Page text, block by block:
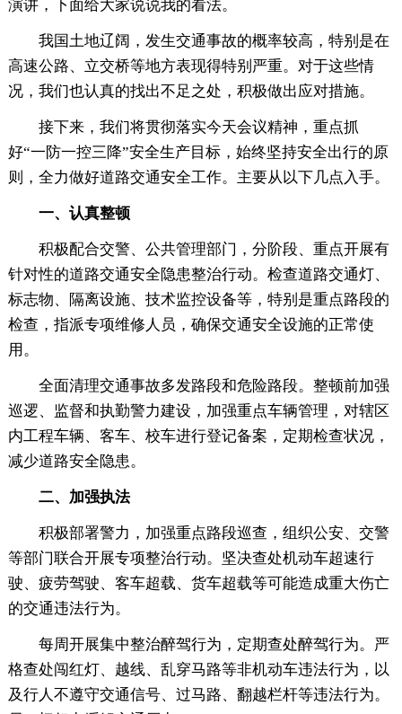
演讲，下面给大家说说我的看法。
我国土地辽阔，发生交通事故的概率较高，特别是在
高速公路、立交桥等地方表现得特别严重。对于这些情
况，我们也认真的找出不足之处，积极做出应对措施。
接下来，我们将贯彻落实今天会议精神，重点抓
好“一防一控三降”安全生产目标，始终坚持安全出行的原
则，全力做好道路交通安全工作。主要从以下几点入手。
一、认真整顿
积极配合交警、公共管理部门，分阶段、重点开展有
针对性的道路交通安全隐患整治行动。检查道路交通灯、
标志物、隔离设施、技术监控设备等，特别是重点路段的
检查，指派专项维修人员，确保交通安全设施的正常使
用。
全面清理交通事故多发路段和危险路段。整顿前加强
巡逻、监督和执勤警力建设，加强重点车辆管理，对辖区
内工程车辆、客车、校车进行登记备案，定期检查状况，
减少道路安全隐患。
二、加强执法
积极部署警力，加强重点路段巡查，组织公安、交警
等部门联合开展专项整治行动。坚决查处机动车超速行
驶、疲劳驾驶、客车超载、货车超载等可能造成重大伤亡
的交通违法行为。
每周开展集中整治醉驾行为，定期查处醉驾行为。严
格查处闯红灯、越线、乱穿马路等非机动车违法行为，以
及行人不遵守交通信号、过马路、翻越栏杆等违法行为。